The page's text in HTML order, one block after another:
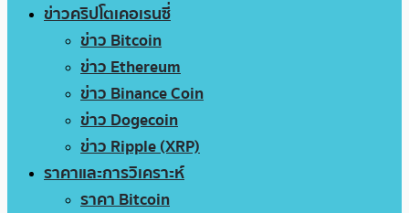
ข่าวคริปโตเคอเรนซี่
ข่าว Bitcoin
ข่าว Ethereum
ข่าว Binance Coin
ข่าว Dogecoin
ข่าว Ripple (XRP)
ราคาและการวิเคราะห์
ราคา Bitcoin